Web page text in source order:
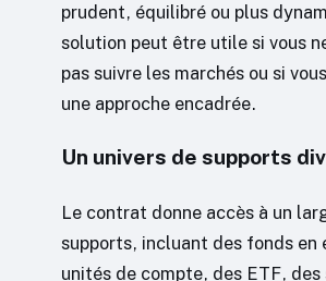
prudent, équilibré ou plus
solution peut être utile si vous
pas suivre les marchés ou si
une approche encadrée.
Un univers de supports
Le contrat donne accès à un
supports, incluant des fonds en
unités de compte, des ETF, des